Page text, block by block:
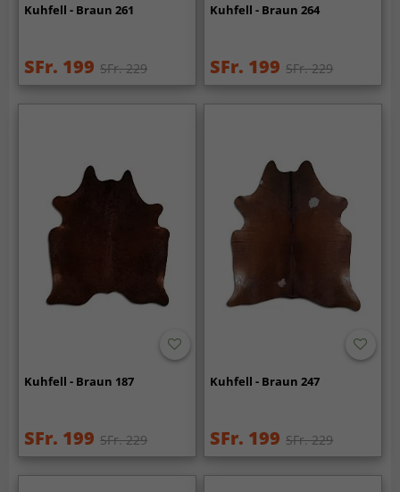
Kuhfell - Braun 261
SFr. 199 SFr. 229
Kuhfell - Braun 264
SFr. 199 SFr. 229
Kuhfell - Braun 187
SFr. 199 SFr. 229
Kuhfell - Braun 247
SFr. 199 SFr. 229